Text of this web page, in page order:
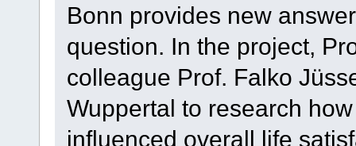
Bonn provides new
question. In the project,
colleague Prof. Falko
Wuppertal to research
influenced overall life